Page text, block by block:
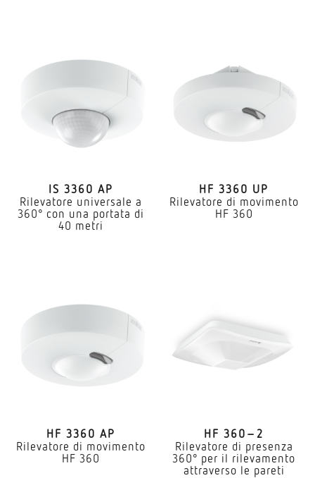
IS 3360 AP
Rilevatore universale a
360° con una portata di
40 metri
HF 3360 UP
Rilevatore di movimento
HF 360
HF 3360 AP
Rilevatore di movimento
HF 360
HF 360–2
Rilevatore di presenza
360° per il rilevamento
attraverso le pareti